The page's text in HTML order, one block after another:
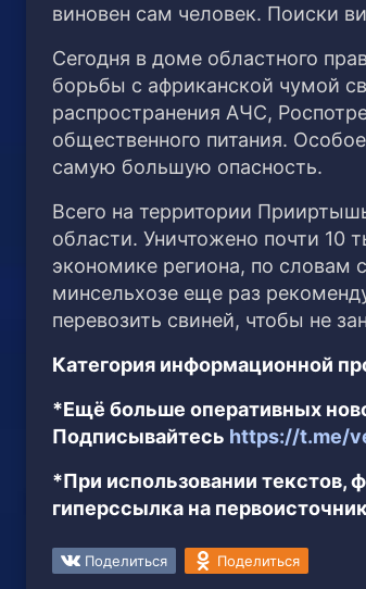
виновен сам человек. Поиски
Сегодня в доме областного
борьбы с африканской чумой
распространения АЧС,
общественного питания.
самую большую опасность.
Всего на территории
области. Уничтожено почти 10
экономике региона, по словам
минсельхозе еще раз
перевозить свиней, чтобы не
Категория информационной
*Ещё больше оперативных
Подписывайтесь https://t.me/
*При использовании текстов,
гиперссылка на
Поделиться Поделиться